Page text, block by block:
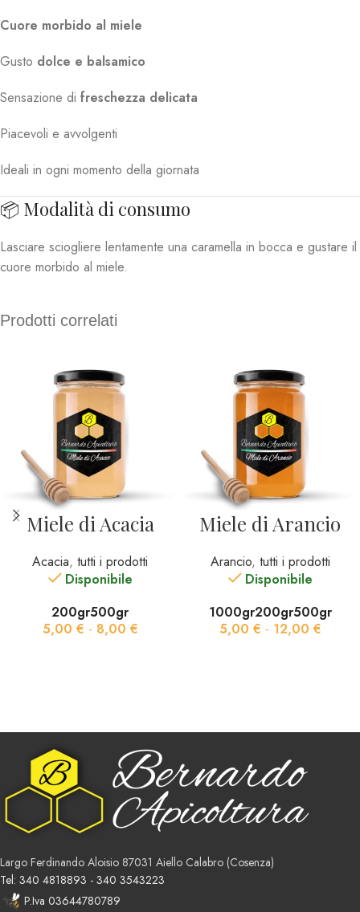
Cuore morbido al miele
Gusto dolce e balsamico
Sensazione di freschezza delicata
Piacevoli e avvolgenti
Ideali in ogni momento della giornata
📦 Modalità di consumo
Lasciare sciogliere lentamente una caramella in bocca e gustare il
cuore morbido al miele.
Prodotti correlati
Miele di Acacia
Acacia, tutti i prodotti
Disponibile
200gr500gr
5,00 € - 8,00 €
Miele di Arancio
Arancio, tutti i prodotti
Disponibile
1000gr200gr500gr
5,00 € - 12,00 €
Largo Ferdinando Aloisio 87031 Aiello Calabro (Cosenza)
Tel: 340 4818893 - 340 3543223
P.Iva 03644780789